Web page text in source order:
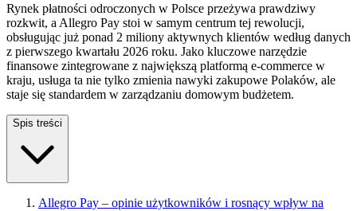
Rynek płatności odroczonych w Polsce przeżywa prawdziwy
rozkwit, a Allegro Pay stoi w samym centrum tej rewolucji,
obsługując już ponad 2 miliony aktywnych klientów według danych
z pierwszego kwartału 2026 roku. Jako kluczowe narzędzie
finansowe zintegrowane z największą platformą e-commerce w
kraju, usługa ta nie tylko zmienia nawyki zakupowe Polaków, ale
staje się standardem w zarządzaniu domowym budżetem.
Spis treści
Allegro Pay – opinie użytkowników i rosnący wpływ na